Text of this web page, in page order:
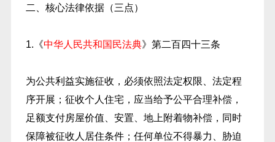
二、核心法律依据（三点）
1.《中华人民共和国民法典》第二百四十三条
为公共利益实施征收，必须依照法定权限、法定程
序开展；征收个人住宅，应当给予公平合理补偿，
足额支付房屋价值、安置、地上附着物补偿，同时
保障被征收人居住条件；任何单位不得暴力、胁迫